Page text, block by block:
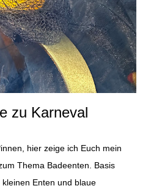
genäht. Anschließend habe
und ebenfalls auf das Kostüm
ist das etwas wellig
besser ...
zu Karneval
hier zeige ich Euch mein
Thema Badeenten. Basis
Enten und blaue